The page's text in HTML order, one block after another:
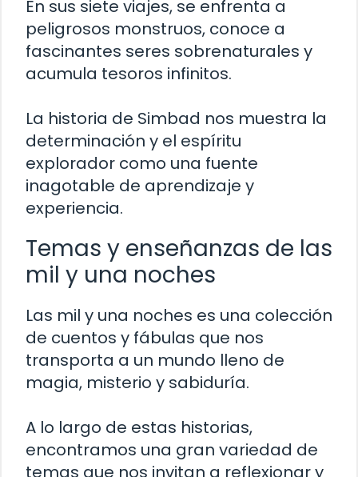
En sus siete viajes, se enfrenta a
peligrosos monstruos, conoce a
fascinantes seres sobrenaturales y
acumula tesoros infinitos.
La historia de Simbad nos muestra la
determinación y el espíritu
explorador como una fuente
inagotable de aprendizaje y
experiencia.
Temas y enseñanzas de las
mil y una noches
Las mil y una noches es una colección
de cuentos y fábulas que nos
transporta a un mundo lleno de
magia, misterio y sabiduría.
A lo largo de estas historias,
encontramos una gran variedad de
temas que nos invitan a reflexionar y